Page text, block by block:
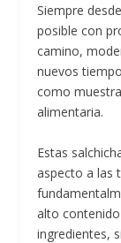
Siempre
posible con
camino,
nuevos
como
alimentaria.
Estas
aspecto a las
alto
ingredientes,